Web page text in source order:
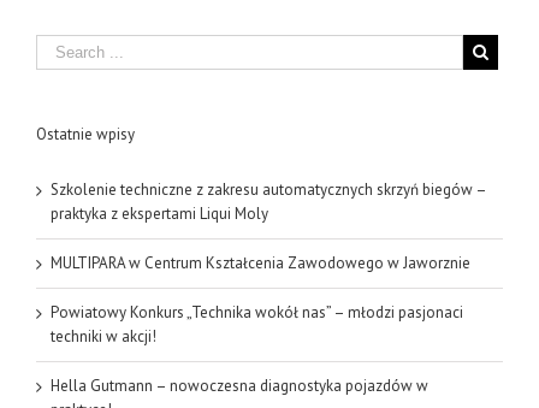
Search
Ostatnie wpisy
Szkolenie techniczne z zakresu automatycznych skrzyń biegów –
praktyka z ekspertami Liqui Moly
MULTIPARA w Centrum Kształcenia Zawodowego w Jaworznie
Powiatowy Konkurs „Technika wokół nas” – młodzi pasjonaci
techniki w akcji!
Hella Gutmann – nowoczesna diagnostyka pojazdów w